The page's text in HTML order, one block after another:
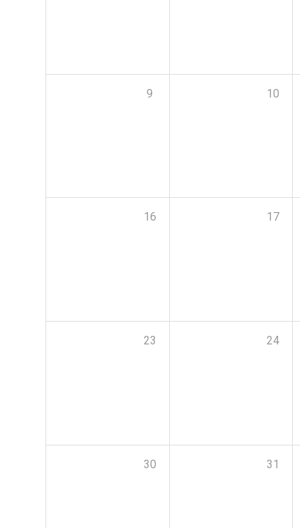
9 10
16 17
23 24
30 31